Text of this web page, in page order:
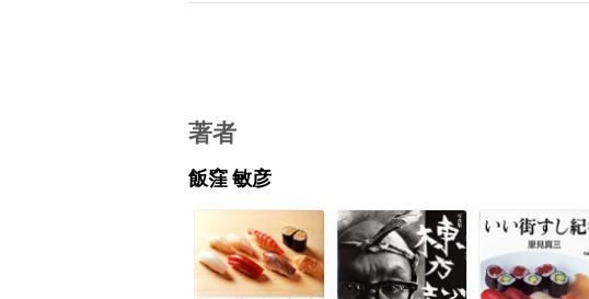
著者
飯窪 敏彦